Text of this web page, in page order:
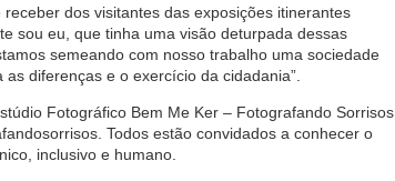
dos visitantes das exposições itinerantes
sou eu, que tinha uma visão deturpada dessas
semeando com nosso trabalho uma sociedade
diferenças e o exercício da cidadania”.
Fotográfico Bem Me Ker – Fotografando Sorrisos,
Todos estão convidados a conhecer o
inclusivo e humano.